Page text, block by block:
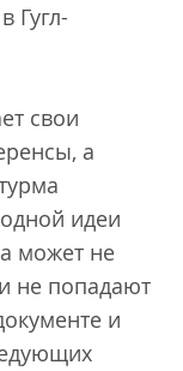
Гугл-
свои
а
идеи
может не
не попадают
и